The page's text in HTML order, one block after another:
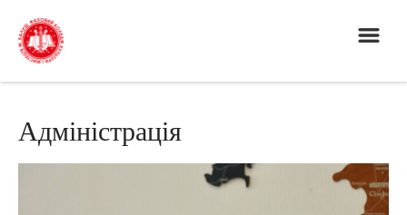
Адміністрація